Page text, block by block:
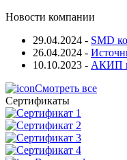
Новости компании
29.04.2024 - SMD
26.04.2024 -
10.10.2023 - АКИП
Смотреть все
Сертификаты